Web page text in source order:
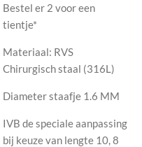
Bestel er 2 voor een
tientje*
Materiaal: RVS
Chirurgisch staal (316L)
Diameter staafje 1.6 MM
IVB de speciale aanpassing
bij keuze van lengte 10, 8